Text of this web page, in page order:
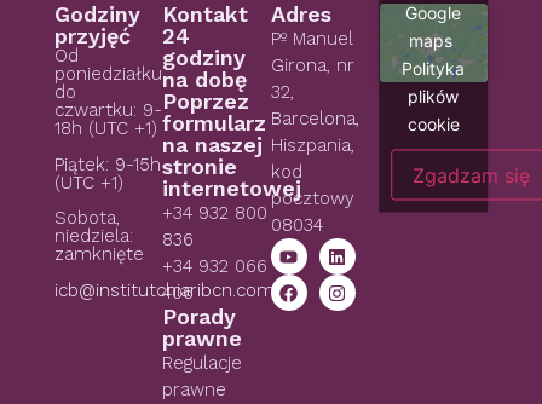
Godziny
przyjęć
Od
poniedziałku
do
czwartku: 9-
18h (UTC +1)
Piątek: 9-15h
(UTC +1)
Sobota,
niedziela:
zamknięte
icb@institutchiaribcn.com
Kontakt
24
godziny
na dobę
Poprzez
formularz
na naszej
stronie
internetowej
+34 932 800
836
+34 932 066
406
Porady
prawne
Regulacje
prawne
Adres
Pº Manuel
Girona, nr
32,
Barcelona,
Hiszpania,
kod
pocztowy
08034
Google
maps
Polityka
plików
cookie
Zgadzam się